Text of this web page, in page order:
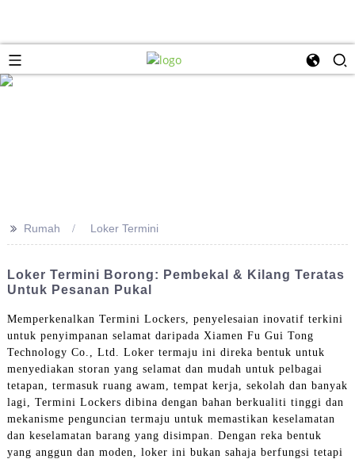
>> Rumah Loker Termini
Loker Termini Borong: Pembekal & Kilang Teratas
Untuk Pesanan Pukal
Memperkenalkan Termini Lockers, penyelesaian inovatif terkini
untuk penyimpanan selamat daripada Xiamen Fu Gui Tong
Technology Co., Ltd. Loker termaju ini direka bentuk untuk
menyediakan storan yang selamat dan mudah untuk pelbagai
tetapan, termasuk ruang awam, tempat kerja, sekolah dan banyak
lagi, Termini Lockers dibina dengan bahan berkualiti tinggi dan
mekanisme penguncian termaju untuk memastikan keselamatan
dan keselamatan barang yang disimpan. Dengan reka bentuk
yang anggun dan moden, loker ini bukan sahaja berfungsi tetapi